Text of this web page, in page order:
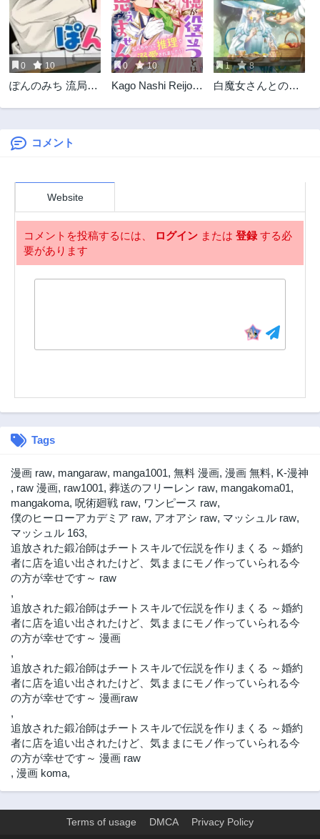
7ヶ月前 8ヶ月前
第21.2話
8ヶ月前
第21.1話
8ヶ月前
第20.3話
10ヶ月前
第20.2話
10ヶ月前
第20.1話 第19.3話
第19.2話
第18.3話
11ヶ月前
第18.1話
1年前
第17.3話
1年前
第17.2話
1年前 1年前
第14.1話
第13.2話
1年前
第13.1話
1年前
第12.3話
1年前
第12.2話
第12.1話
1年前
第11.3話
2年前
2年前 2年前
第10.3話
2年前
第10.2話
第10.1話
2年前
第9.3話
2年前
第9.2話
第8.3話
2年前
第8.2話
第8.1話
2年前 2年前
第7.1話
0 10
ぽんのみち 流局西
0 10
Kago Nashi Reijo
Wo Hajimemasho!
1 8
白魔女さんとの辺
らしたい～
コメント
Website
コメントを投稿するには、 ログイン または 登録する必
要があります
Tags
漫画 raw, mangaraw, manga1001, 無料 漫画, 漫画 無料, K-漫神
, raw 漫画, raw1001, 葬送のフリーレン raw, mangakoma01,
mangakoma, 呪術廻戦 raw, ワンピース raw,
僕のヒーローアカデミア raw, アオアシ raw, マッシュル raw,
マッシュル 163,
追放された鍛冶師はチートスキルで伝説を作りまくる ～婚約
者に店を追い出されたけど、気ままにモノ作っていられる今
の方が幸せです～ raw
,
追放された鍛冶師はチートスキルで伝説を作りまくる ～婚約
者に店を追い出されたけど、気ままにモノ作っていられる今
の方が幸せです～ 漫画
,
追放された鍛冶師はチートスキルで伝説を作りまくる ～婚約
者に店を追い出されたけど、気ままにモノ作っていられる今
の方が幸せです～ 漫画raw
,
追放された鍛冶師はチートスキルで伝説を作りまくる ～婚約
者に店を追い出されたけど、気ままにモノ作っていられる今
の方が幸せです～ 漫画 raw
, 漫画 koma,
Terms of usage DMCA Privacy Policy